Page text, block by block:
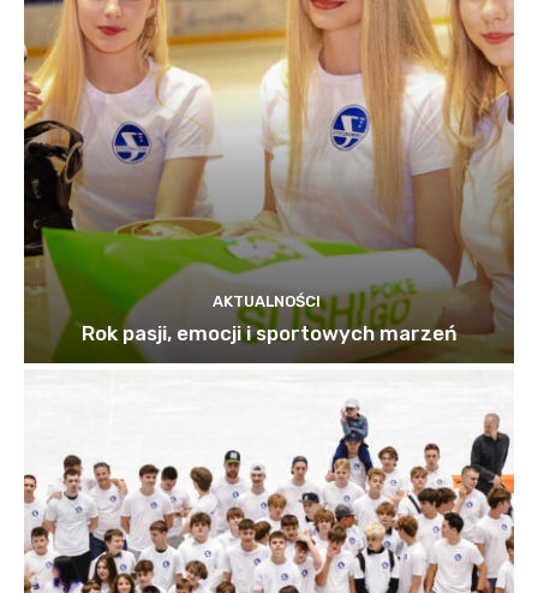
AKTUALNOŚCI
Rok pasji, emocji i sportowych marzeń